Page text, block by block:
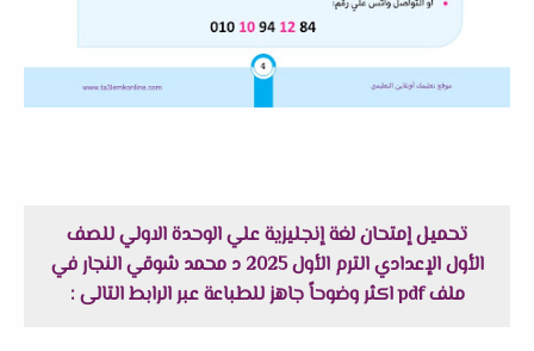
تحميل إمتحان لغة إنجليزية علي الوحدة الاولي للصف
الأول الإعدادي الترم الأول 2025 د محمد شوقي النجار في
ملف pdf اكثر وضوحاً جاهز للطباعة عبر الرابط التالى :